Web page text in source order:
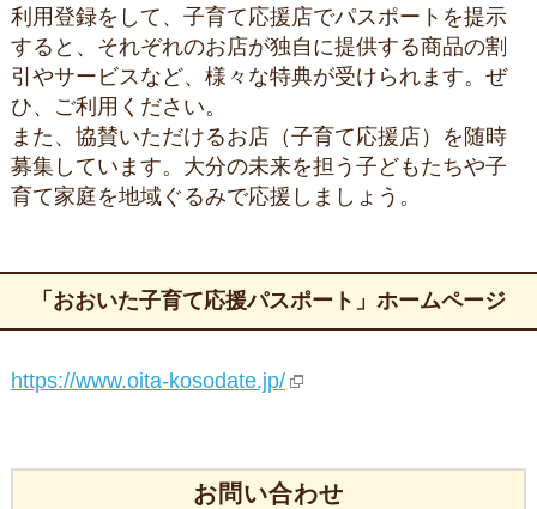
利用登録をして、子育て応援店でパスポートを提示
すると、それぞれのお店が独自に提供する商品の割
引やサービスなど、様々な特典が受けられます。ぜ
ひ、ご利用ください。
また、協賛いただけるお店（子育て応援店）を随時
募集しています。大分の未来を担う子どもたちや子
育て家庭を地域ぐるみで応援しましょう。
「おおいた子育て応援パスポート」ホームページ
https://www.oita-kosodate.jp/
お問い合わせ